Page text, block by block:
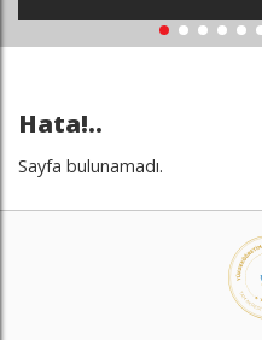
Hata!..
Sayfa bulunamadı.